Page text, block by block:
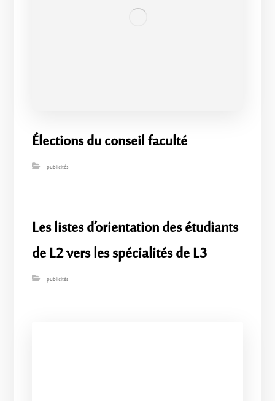
Élections du conseil faculté
publicités
Les listes d’orientation des étudiants
de L2 vers les spécialités de L3
publicités